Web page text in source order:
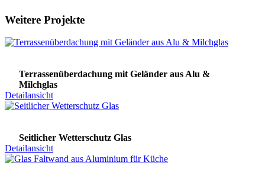
Weitere Projekte
Terrassenüberdachung mit Geländer aus Alu &
Milchglas
Detailansicht
Seitlicher Wetterschutz Glas
Detailansicht